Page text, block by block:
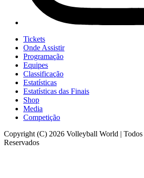
Tickets
Onde Assistir
Programação
Equipes
Classificação
Estatísticas
Estatísticas das Finais
Shop
Media
Competição
Copyright (C) 2026 Volleyball World |
Reservados